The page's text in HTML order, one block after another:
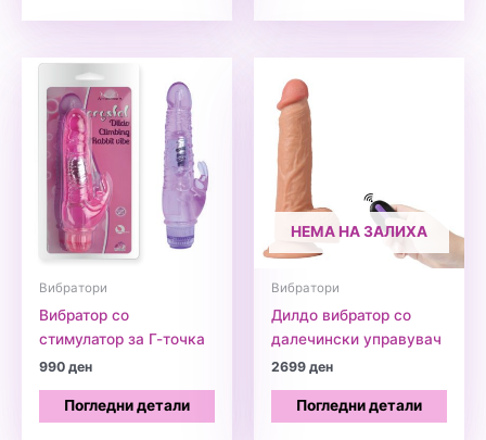
Вибратори
Вибратор со
стимулатор за Г-точка
990ден
Погледни детали
НЕМА НА ЗАЛИХА
Вибратори
Дилдо вибратор со
далечински управувач
2699ден
Погледни детали